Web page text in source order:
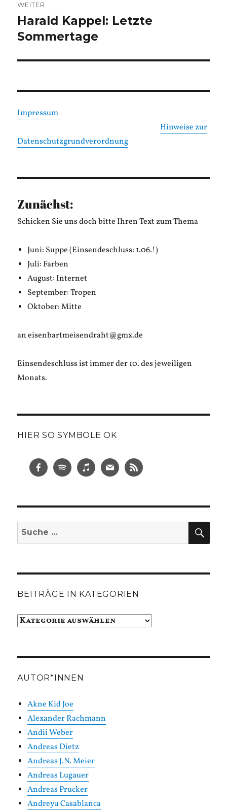
WEITER
Nächster
Beitrag:
Harald Kappel: Letzte
Sommertage
Impressum
Hinweise zur
Datenschutzgrundverordnung
Zunächst:
Schicken Sie uns doch bitte Ihren Text zum Thema
Juni: Suppe (Einsendeschluss: 1.06.!)
Juli: Farben
August: Internet
September: Tropen
Oktober: Mitte
an eisenbartmeisendraht@gmx.de
Einsendeschluss ist immer der 10. des jeweiligen
Monats.
HIER SO SYMBOLE OK
Suche
nach:
BEITRÄGE IN KATEGORIEN
Beiträge
AUTOR*INNEN
Akne Kid Joe
Alexander Rachmann
Andii Weber
Andreas Dietz
Andreas J.N. Meier
Andreas Lugauer
Andreas Prucker
Andreya Casablanca